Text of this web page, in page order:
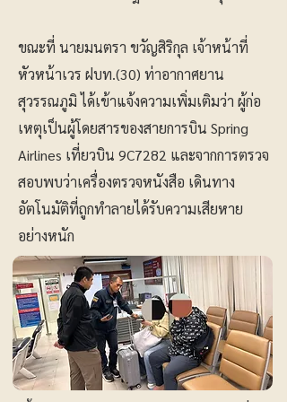
ขณะที่ นายมนตรา ขวัญสิริกุล เจ้าหน้าที่
หัวหน้าเวร ฝบท.(30) ท่าอากาศยาน
สุวรรณภูมิ ได้เข้าแจ้งความเพิ่มเติมว่า ผู้ก่อ
เหตุเป็นผู้โดยสารของสายการบิน Spring
Airlines เที่ยวบิน 9C7282 และจากการตรวจ
สอบพบว่าเครื่องตรวจหนังสือ เดินทาง
อัตโนมัติที่ถูกทำลายได้รับความเสียหาย
อย่างหนัก